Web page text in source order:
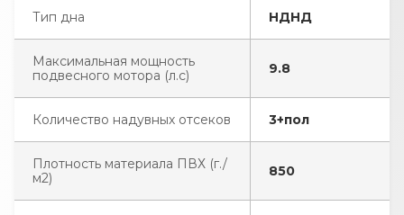
Тип дна НДНД
Максимальная мощность
подвесного мотора (л.с)
9.8
Количество надувных отсеков 3+пол
Плотность материала ПВХ (г./
м2)
850